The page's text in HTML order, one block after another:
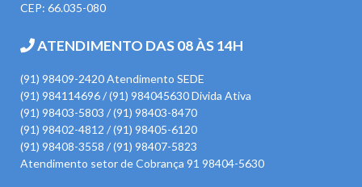
CEP: 66.035-080
ATENDIMENTO DAS 08 ÀS 14H
(91) 98409-2420 Atendimento SEDE
(91) 984114696 / (91) 984045630 Divida Ativa
(91) 98403-5803 / (91) 98403-8470
(91) 98402-4812 / (91) 98405-6120
(91) 98408-3558 / (91) 98407-5823
Atendimento setor de Cobrança 91 98404-5630